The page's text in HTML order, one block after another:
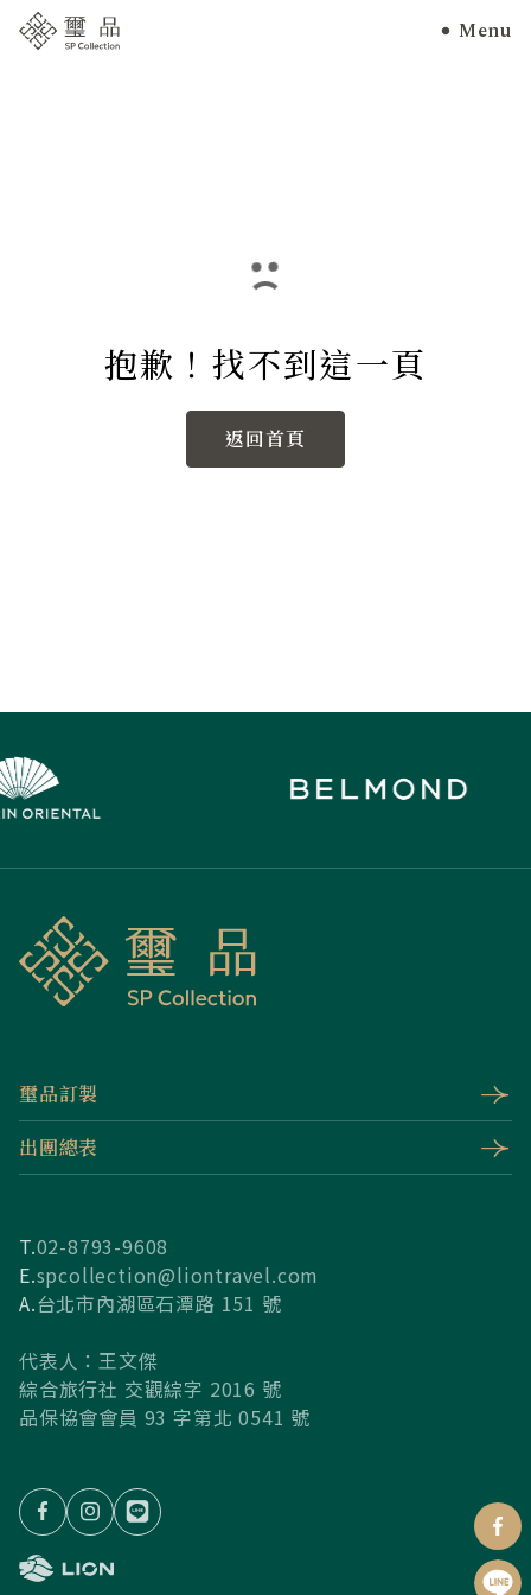
Menu
抱歉！找不到這一頁
返回首頁
璽品訂製
出團總表
T.02-8793-9608
E.spcollection@liontravel.com
A.台北市內湖區石潭路 151 號
代表人：王文傑
綜合旅行社 交觀綜字 2016 號
品保協會會員 93 字第北 0541 號